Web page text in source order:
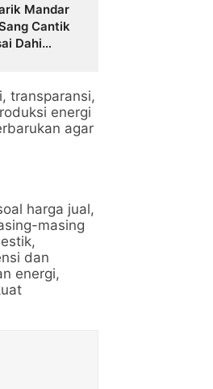
Mandar
Cantik
Dahi
transparansi,
energi
agar
harga jual,
masing
dan
energi,